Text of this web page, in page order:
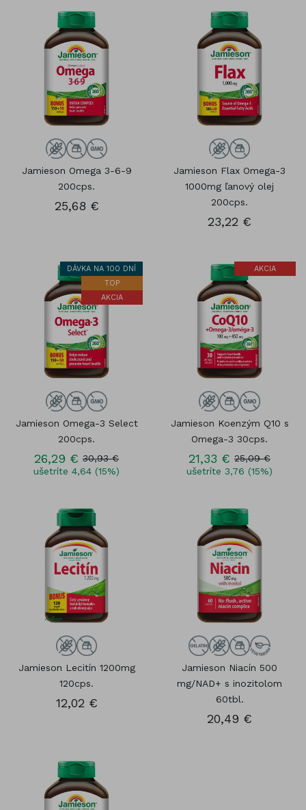
Jamieson Omega 3-6-9
200cps.
25,68 €
Jamieson Flax Omega-3
1000mg ľanový olej
200cps.
23,22 €
DÁVKA NA 100 DNÍ
TOP
AKCIA
Jamieson Omega-3 Select
200cps.
26,29 € 30,93 €
ušetríte 4,64 (15%)
AKCIA
Jamieson Koenzým Q10 s
Omega-3 30cps.
21,33 € 25,09 €
ušetríte 3,76 (15%)
Jamieson Lecitín 1200mg
120cps.
12,02 €
Jamieson Niacín 500
mg/NAD+ s inozitolom
60tbl.
20,49 €